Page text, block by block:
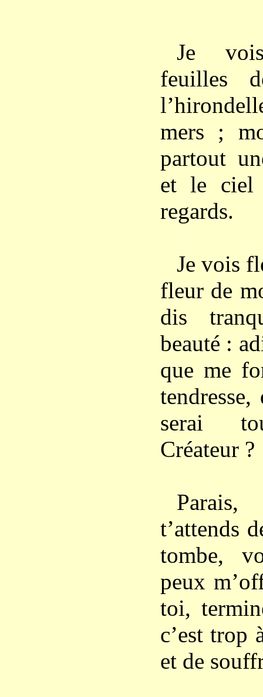
Je
feuilles
mers ;
partout
et le ciel
regards.
Je vois
fleur de
dis
beauté :
que me
serai
Créateur ?
t’attends
tombe,
peux
toi,
c’est trop
et de